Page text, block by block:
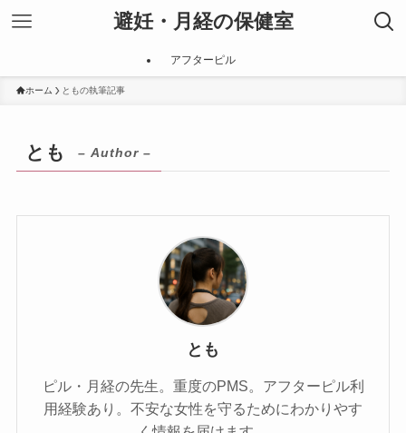
避妊・月経の保健室
アフターピル
ホーム ともの執筆記事
とも – Author –
とも
ピル・月経の先生。重度のPMS。アフターピル利
用経験あり。不安な女性を守るためにわかりやす